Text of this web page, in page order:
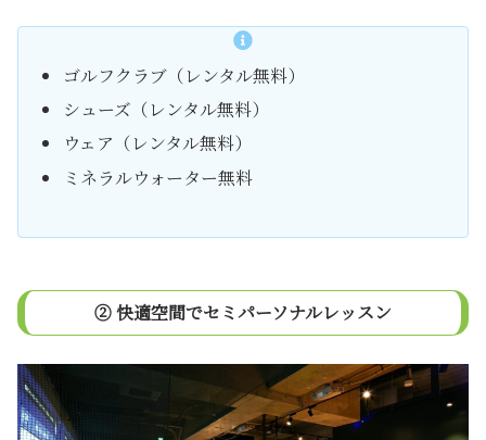
ゴルフクラブ（レンタル無料）
シューズ（レンタル無料）
ウェア（レンタル無料）
ミネラルウォーター無料
② 快適空間でセミパーソナルレッスン